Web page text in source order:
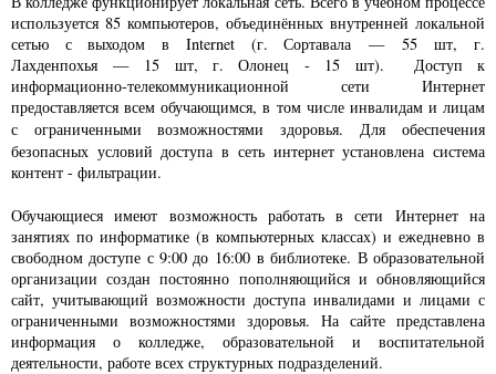
используется 85 компьютеров, объединённых внутренней локальной
сетью с выходом в Internet (г. Сортавала — 55 шт, г.
Лахденпохья — 15 шт, г. Олонец - 15 шт). Доступ к
информационно-телекоммуникационной сети Интернет
предоставляется всем обучающимся, в том числе инвалидам и лицам
с ограниченными возможностями здоровья.
Для обеспечения
безопасных условий доступа в сеть интернет установлена система
контент - фильтрации.
Обучающиеся имеют возможность работать в сети Интернет на
занятиях по информатике (в компьютерных классах) и ежедневно в
свободном доступе с 9:00 до 16:00 в библиотеке. В образовательной
организации создан постоянно пополняющийся и обновляющийся
сайт, учитывающий возможности доступа инвалидами и лицами с
ограниченными возможностями здоровья. На сайте представлена
информация о колледже, образовательной и воспитательной
деятельности, работе всех структурных подразделений.